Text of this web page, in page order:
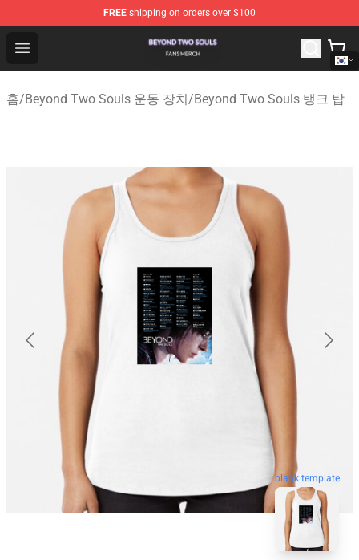
FREE shipping on orders over $100
Open menu
Beyond Two Souls Shop - Official Beyond Two Souls
홈/Beyond Two Souls 운동 장치/Beyond Two Souls 탱크 탑
blank template